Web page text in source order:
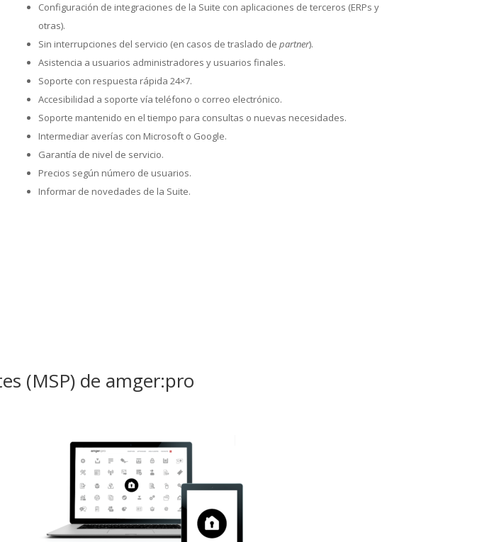
Configuración de integraciones de la Suite con aplicaciones de terceros (ERPs y
otras).
Sin interrupciones del servicio (en casos de traslado departner).
Asistencia a usuarios administradores y usuarios finales.
Soporte con respuesta rápida 24×7.
Accesibilidad a soporte vía teléfono o correo electrónico.
Soporte mantenido en el tiempo para consultas o nuevas necesidades.
Intermediar averías con Microsoft o Google.
Garantía de nivel de servicio.
Precios según número de usuarios.
Informar de novedades de la Suite.
(MSP) de amger:pro